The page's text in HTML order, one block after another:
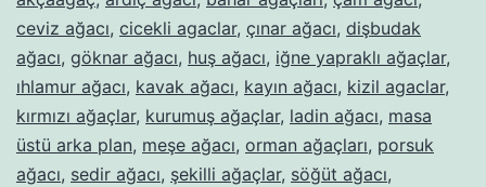
ceviz ağacı, cicekli agaclar, çınar ağacı, dişbudak
ağacı, göknar ağacı, huş ağacı, iğne yapraklı ağaçlar,
ıhlamur ağacı, kavak ağacı, kayın ağacı, kizil agaclar,
kırmızı ağaçlar, kurumuş ağaçlar, ladin ağacı, masa
üstü arka plan, meşe ağacı, orman ağaçları, porsuk
ağacı, sedir ağacı, şekilli ağaçlar, söğüt ağacı,